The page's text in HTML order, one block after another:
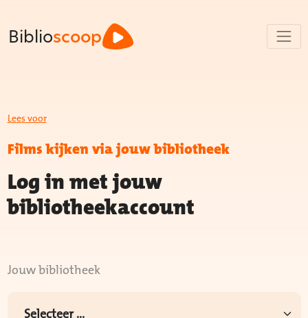
Biblioscoop
Lees voor
Films kijken via jouw bibliotheek
Log in met jouw
bibliotheekaccount
Jouw bibliotheek